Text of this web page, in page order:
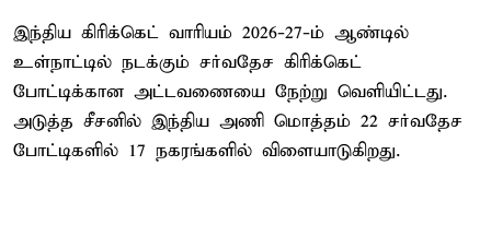
இந்திய கிரிக்கெட் வாரியம் 2026-27-ம் ஆண்டில்
உள்நாட்டில் நடக்கும் சர்வதேச கிரிக்கெட்
போட்டிக்கான அட்டவணையை நேற்று வெளியிட்டது.
அடுத்த சீசனில் இந்திய அணி மொத்தம் 22 சர்வதேச
போட்டிகளில் 17 நகரங்களில் விளையாடுகிறது.